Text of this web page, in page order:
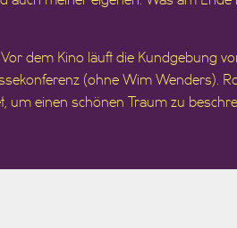
dem Kino läuft die Kundgebung
(ohne Wim Wenders).
um einen schönen Traum zu